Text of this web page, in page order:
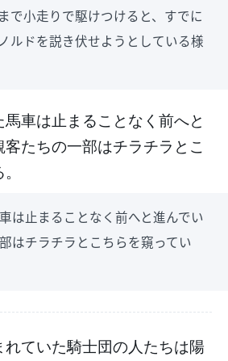
で小走りで駆けつけると、すでに
ルドを説き伏せようとしている様
車は止まることなく前へと
たちの一部はチラチラとこ
は止まることなく前へと進んでい
はチラチラとこちらを窺ってい
れていた騎士団の人たちは陽